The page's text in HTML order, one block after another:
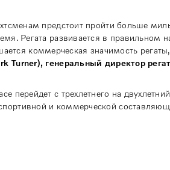
предстоит пройти больше
Регата развивается в
коммерческая значимость регаты,
Turner), генеральный директор
перейдет с трехлетнего на
и коммерческой